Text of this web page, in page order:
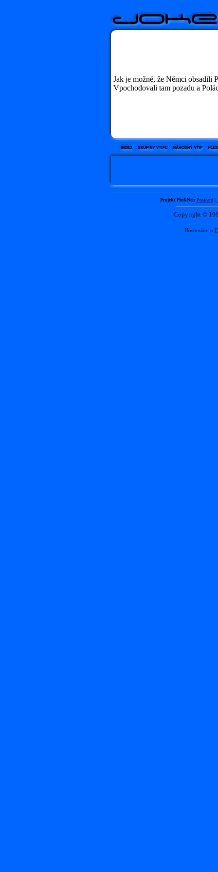
Jak je možné, že Němci obsadili
Vpochodovali tam pozadu a
Projekt PinkNet: Postcard|
Copyright ©
Hostováno u